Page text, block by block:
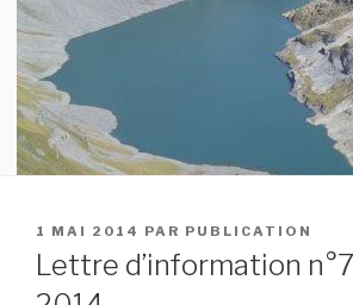
PUBLIÉ
LE
1 MAI 2014 PAR PUBLICATION
Lettre d’information